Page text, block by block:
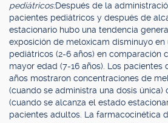
pediátricos:Después de la
pacientes pediátricos y después de
estacionario hubo una tendencia
exposición de meloxicam disminuyo en
pediátricos (2-6 años) en comparación
mayor edad (7-16 años). Los pacientes
años mostraron concentraciones de
(cuando se administra una dosis
(cuando se alcanza el estado
pacientes adultos. La farmacocinética